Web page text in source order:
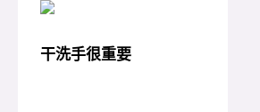
干洗手很重要